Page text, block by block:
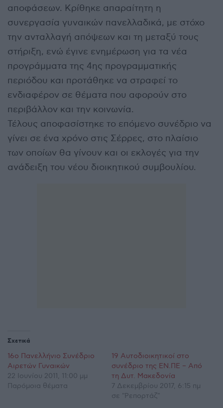
αποφάσεων. Κρίθηκε απαραίτητη η
συνεργασία γυναικών πανελλαδικά, με στόχο
την ανταλλαγή απόψεων και τη μεταξύ τους
στήριξη, ενώ έγινε ενημέρωση για τα νέα
προγράμματα της 4ης προγραμματικής
περιόδου και προτάθηκε να στραφεί το
ενδιαφέρον σε θέματα που αφορούν στο
περιβάλλον και την κοινωνία.
Τέλους αποφασίστηκε το επόμενο συνέδριο να
γίνει σε ένα χρόνο στις Σέρρες, στο πλαίσιο
των οποίων θα γίνουν και οι εκλογές για την
ανάδειξη του νέου διοικητικού συμβουλίου.
Σχετικά
16ο Πανελλήνιο Συνέδριο
Αιρετών Γυναικών
22 Ιουνίου 2011, 11:00 μμ
Παρόμοια θέματα
19 Αυτοδιοικητικοί στο
συνέδριο της ΕΝ.ΠΕ – Από
τη Δυτ. Μακεδονία
7 Δεκεμβρίου 2017, 6:15 πμ
σε "Ρεπορτάζ"